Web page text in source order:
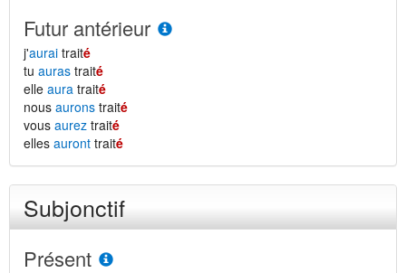
Futur antérieur
j'aurai traité
tu auras traité
elle aura traité
nous aurons traité
vous aurez traité
elles auront traité
Subjonctif
Présent